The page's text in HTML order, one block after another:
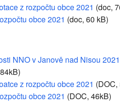
z rozpočtu obce 2021 (doc,
obce 2021 (doc, 60 kB)
NNO v Janově nad Nisou 2021
z rozpočtu obce 2021 (DOC,
obce 2021 (DOC, 46kB)